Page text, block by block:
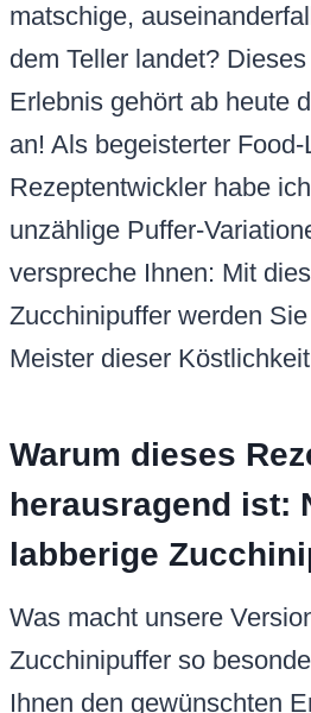
matschige,
dem Teller landet?
Erlebnis gehört ab heute
an! Als begeisterter Food-
Rezeptentwickler habe
unzählige Puffer-
verspreche Ihnen: Mit
Zucchinipuffer werden
Meister dieser
Warum dieses
herausragend ist:
labberige
Was macht unsere
Zucchinipuffer so
Ihnen den gewünschten